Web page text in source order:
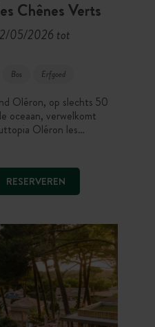
Chênes Verts
05/2026 tot
Bos Erfgoed
Oléron, op slechts 50
oceaan, verwelkomt
Oléron les
Geniet van een
met restaurant,
en directe toegang tot
zoeken bij het verlaten
en 160 km fietspad:
om de schatten
te ontdekken tussen
en authenticiteit.
RESERVEREN